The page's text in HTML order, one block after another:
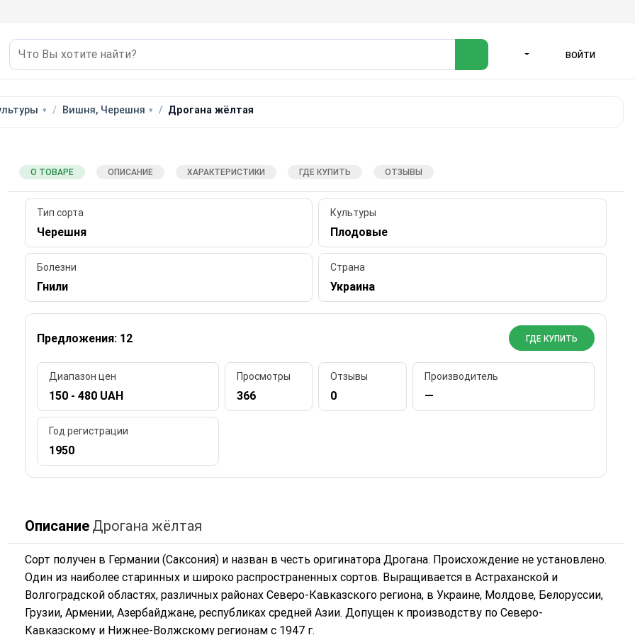
ВОЙТИ
Вишня, Черешня Дрогана жёлтая
О ТОВАРЕ ОПИСАНИЕ ХАРАКТЕРИСТИКИ ГДЕ КУПИТЬ ОТЗЫВЫ
Тип сорта
Черешня
Культуры
Плодовые
Болезни
Гнили
Страна
Украина
Предложения: 12 ГДЕ КУПИТЬ
Диапазон цен
150 - 480 UAH
Просмотры
366
Отзывы
0
Производитель
—
Год регистрации
1950
Описание Дрогана жёлтая
Сорт получен в Германии (Саксония) и назван в честь оригинатора Дрогана. Происхождение не установлено.
Один из наиболее старинных и широко распространенных сортов. Выращивается в Астраханской и
Волгоградской областях, различных районах Северо-Кавказского региона, в Украине, Молдове, Белоруссии,
Грузии, Армении, Азербайджане, республиках средней Азии. Допущен к производству по Северо-
Кавказскому и Нижнее-Волжскому регионам с 1947 г.